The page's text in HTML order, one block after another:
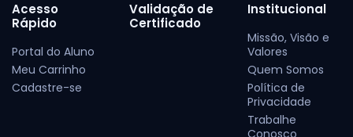
Acesso
Rápido
Portal do Aluno
Meu Carrinho
Cadastre-se
Validação de
Certificado
Institucional
Missão, Visão e
Valores
Quem Somos
Política de
Privacidade
Trabalhe
Conosco